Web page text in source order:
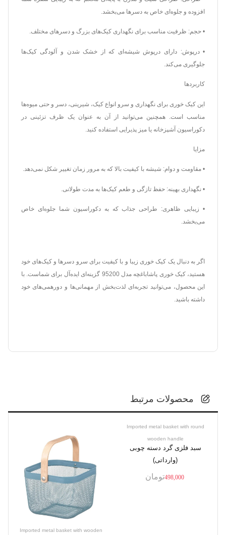
افزوده و جلوه‌ای خاص به دسرها می‌بخشد.
• حجم: ظرفیت مناسب برای نگهداری کیک‌های بزرگ و دسرهای مختلف.
• درپوش: دارای درپوش شیشه‌ای که از خشک شدن و آلودگی کیک‌ها
جلوگیری می‌کند.
کاربردها
این کیک خوری برای نگهداری و سرو انواع کیک، شیرینی، دسر و حتی میوه‌ها
مناسب است. همچنین می‌توانید از آن به عنوان یک ظرف تزئینی در
دکوراسیون آشپزخانه یا میز پذیرایی استفاده کنید.
مزایا
• مقاومت و دوام: شیشه با کیفیت بالا که به مرور زمان تغییر شکل نمی‌دهد.
• نگهداری بهینه: حفظ تازگی و طعم کیک‌ها به مدت طولانی.
• زیبایی ظاهری: طراحی جذاب که به دکوراسیون شما جلوه‌ای خاص
می‌بخشد.
اگر به دنبال یک کیک خوری زیبا و با کیفیت برای سرو دسرها و کیک‌های خود
هستید، کیک خوری پاشاباغچه مدل 95200 گزینه‌ای ایده‌آل برای شماست. با
این محصول، می‌توانید تجربه‌ای لذت‌بخش از مهمانی‌ها و دورهمی‌های خود
داشته باشید.
محصولات مرتبط
Imported metal basket with round
wooden handle
سبد فلزی گرد دسته چوبی
(وارداتی)
498,000 تومان
Imported metal basket with wooden